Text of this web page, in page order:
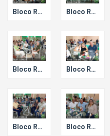
Bloco Ressaca de Carnaval. Bloco Ressaca de Carnaval.
Bloco Ressaca de Carnaval. Bloco Ressaca de Carnaval.
Bloco Ressaca de Carnaval. Bloco Ressaca de Carnaval.